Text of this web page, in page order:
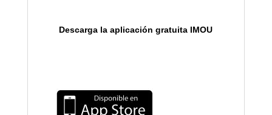
Descarga la aplicación gratuita IMOU